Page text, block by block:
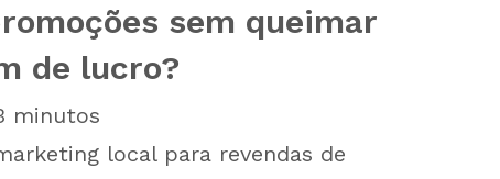
sem queimar
de lucro?
minutos
local para revendas de